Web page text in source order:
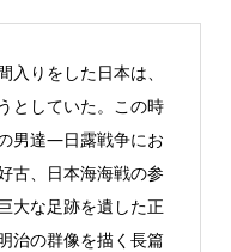
りをした日本は、
としていた。この時
男達―日露戦争にお
古、日本海海戦の参
大な足跡を遺した正
治の群像を描く長篇